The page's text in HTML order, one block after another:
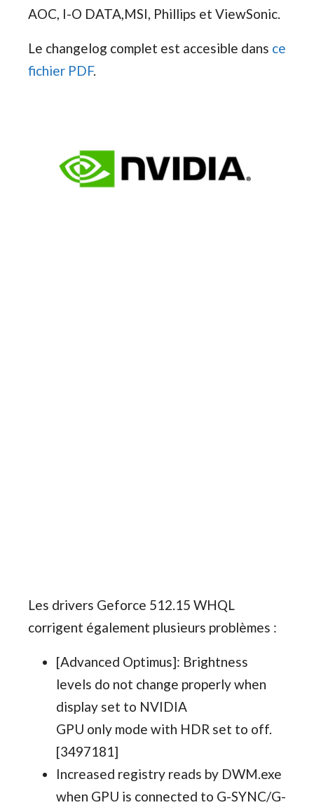
AOC, I-O DATA,MSI, Phillips et ViewSonic.
Le changelog complet est accesible dans ce
fichier PDF.
Les drivers Geforce 512.15 WHQL
corrigent également plusieurs problèmes :
[Advanced Optimus]: Brightness
levels do not change properly when
display set to NVIDIA
GPU only mode with HDR set to off.
[3497181]
Increased registry reads by DWM.exe
when GPU is connected to G-SYNC/G-